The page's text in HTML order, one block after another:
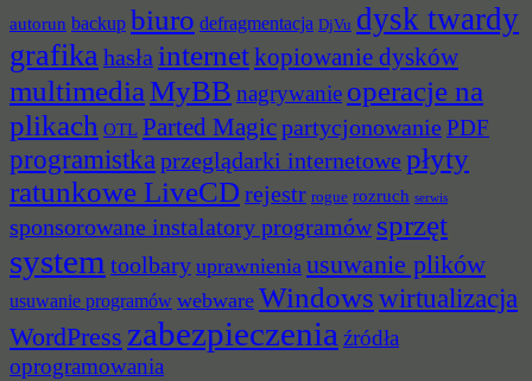
autorun backup biuro defragmentacja DjVu dysk twardy
grafika hasła internetkopiowanie dysków
multimediaMyBB nagrywanie operacje na
plikach OTL Parted Magicpartycjonowanie PDF
programistkaprzeglądarki internetowe płyty
ratunkowe LiveCD rejestr rogue rozruch serwis
sponsorowane instalatory programów sprzęt
system toolbary uprawnienia usuwanie plików
usuwanie programów webware Windowswirtualizacja
WordPress zabezpieczenia źródła
oprogramowania